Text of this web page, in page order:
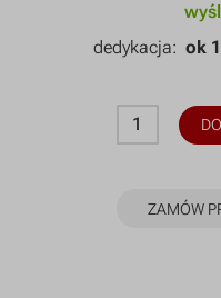
dedykacja:ok
ZAMÓW